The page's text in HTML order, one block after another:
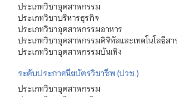
ประเภทวิชาอุตสาหกรรม
ประเภทวิชาบริหารธุรกิจ
ประเภทวิชาอุตสาหกรรมอาหาร
ประเภทวิชาอุตสาหกรรมดิจิทัลและเทคโนโลยีสา
ประเภทวิชาอุตสาหกรรมบันเทิง
ระดับประกาศนียบัตรวิชาชีพ (ปวช.)
ประเภทวิชาอุตสาหกรรม